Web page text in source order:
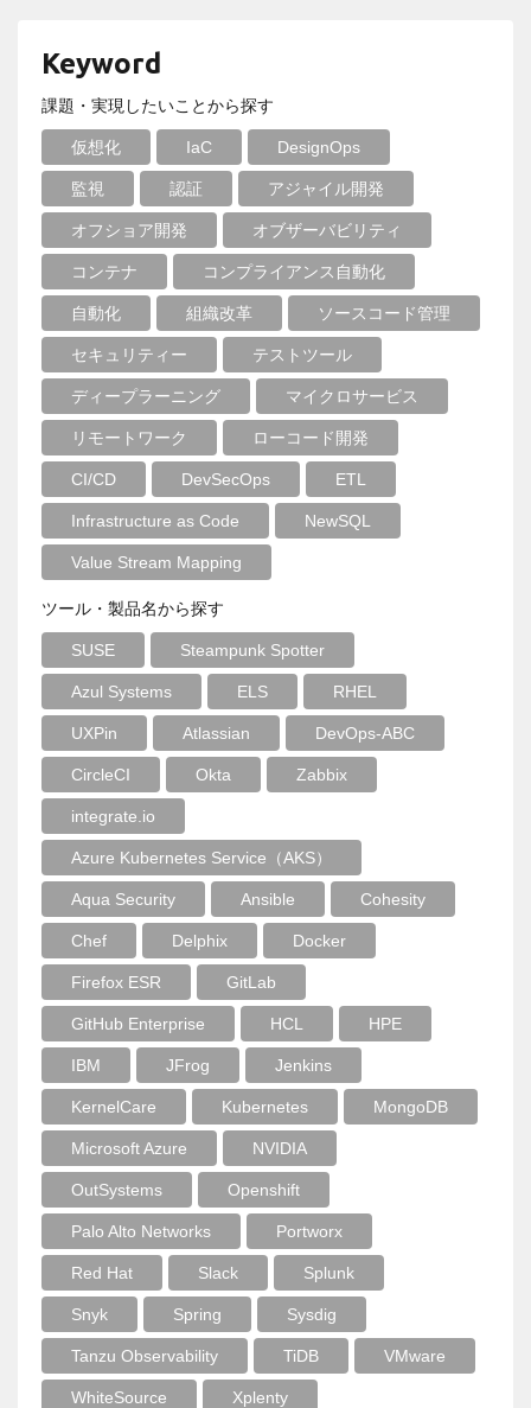
Keyword
課題・実現したいことから探す
仮想化 IaC DesignOps
監視 認証 アジャイル開発
オフショア開発 オブザーバビリティ
コンテナ コンプライアンス自動化
自動化 組織改革 ソースコード管理
セキュリティー テストツール
ディープラーニング マイクロサービス
リモートワーク ローコード開発
CI/CD DevSecOps ETL
Infrastructure as Code NewSQL
Value Stream Mapping
ツール・製品名から探す
SUSE Steampunk Spotter
Azul Systems ELS RHEL
UXPin Atlassian DevOps-ABC
CircleCI Okta Zabbix
integrate.io
Azure Kubernetes Service（AKS）
Aqua Security Ansible Cohesity
Chef Delphix Docker
Firefox ESR GitLab
GitHub Enterprise HCL HPE
IBM JFrog Jenkins
KernelCare Kubernetes MongoDB
Microsoft Azure NVIDIA
OutSystems Openshift
Palo Alto Networks Portworx
Red Hat Slack Splunk
Snyk Spring Sysdig
Tanzu Observability TiDB VMware
WhiteSource Xplenty